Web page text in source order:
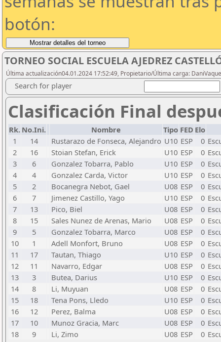
botón:
TORNEO SOCIAL ESCUELA AJEDREZ
Última actualización04.01.2024 17:52:49, Propietario/Última carga:
Search for player
Clasificación Final
Rk. No.Ini. Nombre Tipo FED Elo
1
14 Rustarazo de Fonseca, Alejandro U10 ESP 0
2
16 Stoian Stefan, Erick U10 ESP 0
3
6 Gonzalez Tobarra, Pablo U10 ESP 0
4
4 Gonzalez Carda, Victor U10 ESP 0
5
2 Bocanegra Nebot, Gael U08 ESP 0
6
7 Jimenez Castillo, Yago U10 ESP 0
7
13 Pico, Biel U08 ESP 0
8
15 Sales Nunez de Arenas, Mario U08 ESP 0
9
5 Gonzalez Tobarra, Marco U08 ESP 0
10
1 Adell Monfort, Bruno U08 ESP 0
11
17 Tautan, Thiago U10 ESP 0
12
11 Navarro, Edgar U08 ESP 0
13
3 Butea, Darius U10 ESP 0
14
8 Li, Muyuan U08 ESP 0
15
18 Tena Pons, Lledo U10 ESP 0
16
12 Perez, Balma U08 ESP 0
17
10 Munoz Gracia, Marc U08 ESP 0
18
9 Li, Zimo U08 ESP 0